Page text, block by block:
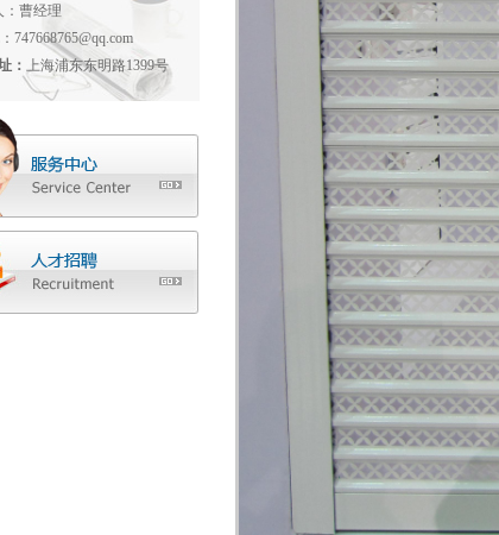
：曹经理
747668765@qq.com
： 上海浦东东明路1399号